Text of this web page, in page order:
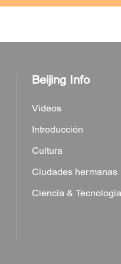
Beijing Info
Vídeos
Introducción
Cultura
Ciudades hermanas
Ciencia & Tecnología